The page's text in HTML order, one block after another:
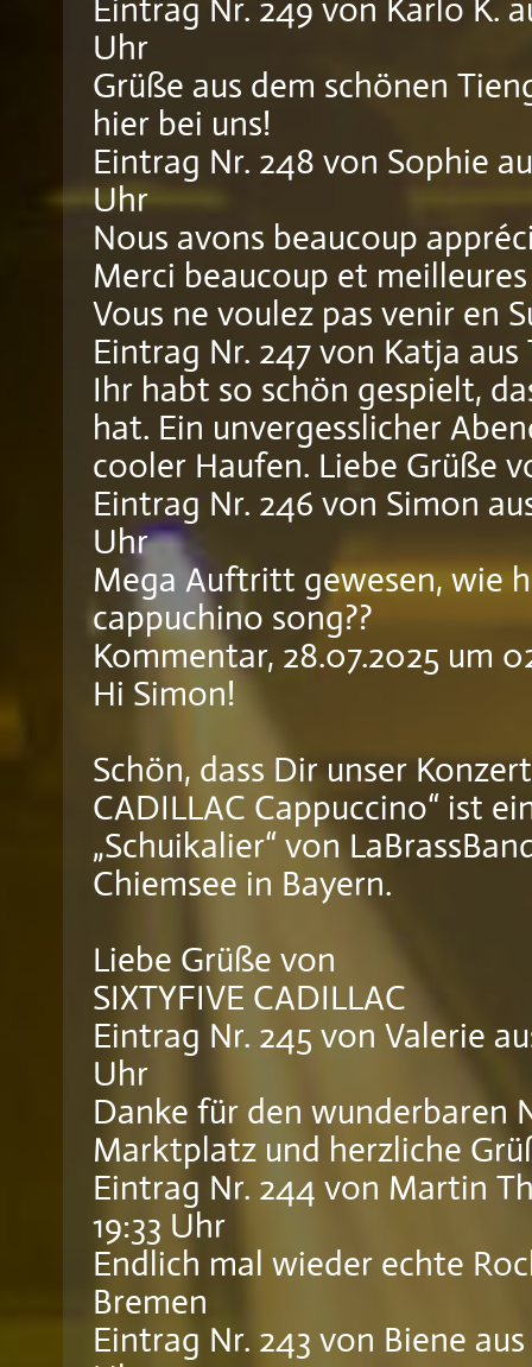
Eintrag Nr. 249 von Karlo K.
Uhr
Grüße aus dem schönen
hier bei uns!
Eintrag Nr. 248 von Sophie
Uhr
Nous avons beaucoup
Merci beaucoup et
Vous ne voulez pas venir en
Eintrag Nr. 247von Katja aus
Ihr habt so schön gespielt,
hat. Ein unvergesslicher
cooler Haufen. Liebe Grüße
Eintrag Nr. 246 von Simon
Uhr
Mega Auftritt gewesen, wie
cappuchino song??
Kommentar, 28.07.2025 um
Hi Simon!
Schön, dass Dir unser
CADILLAC Cappuccino“ ist
„Schuikalier“ von
Chiemsee in Bayern.
Liebe Grüße von
SIXTYFIVE CADILLAC
Eintrag Nr. 245 von Valerie
Uhr
Danke für den wunderbaren
Marktplatz und herzliche
Eintrag Nr. 244 von Martin
19:33 Uhr
Endlich mal wieder echte
Bremen
Eintrag Nr. 243 von Biene